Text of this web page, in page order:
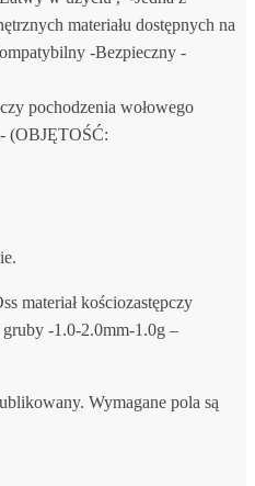
materiału dostępnych na
-Bezpieczny -
materiał kościozastępczy
-1.0-2.0mm-1.0g –
Wymagane pola są